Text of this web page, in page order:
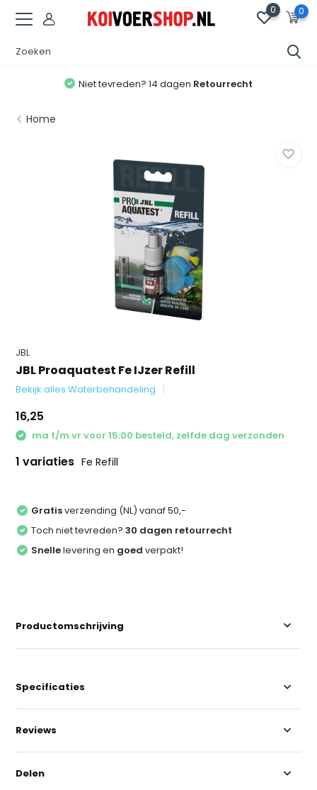
0 0
Niet tevreden? 14 dagen Retourrecht
Home
JBL
JBL Proaquatest Fe IJzer Refill
Bekijk alles Waterbehandeling
16,25
ma t/m vr voor 15:00 besteld, zelfde dag verzonden
1 variaties Fe Refill
Gratisverzending (NL) vanaf 50,-
Toch niet tevreden?30 dagen retourrecht
Snellelevering en goed verpakt!
Productomschrijving
Specificaties
Reviews
Delen